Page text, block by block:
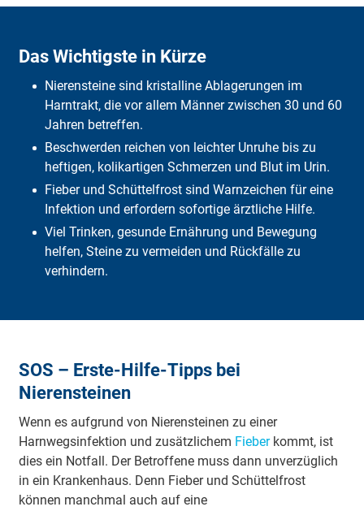
Was sind Nierensteine?
Diagnose & Behandlung
Alternative Zusatztherapien
Was muss man selbst bezahlen?
Was übernimmt die DFV?
Häufige Fragen
Das Wichtigste in Kürze
Nierensteine sind kristalline Ablagerungen im
Harntrakt, die vor allem Männer zwischen 30 und 60
Jahren betreffen.
Beschwerden reichen von leichter Unruhe bis zu
heftigen, kolikartigen Schmerzen und Blut im Urin.
Fieber und Schüttelfrost sind Warnzeichen für eine
Infektion und erfordern sofortige ärztliche Hilfe.
Viel Trinken, gesunde Ernährung und Bewegung
helfen, Steine zu vermeiden und Rückfälle zu
verhindern.
SOS – Erste-Hilfe-Tipps bei
Nierensteinen
Wenn es aufgrund von Nierensteinen zu einer
Harnwegsinfektion und zusätzlichem Fieber kommt, ist
dies ein Notfall. Der Betroffene muss dann unverzüglich
in ein Krankenhaus. Denn Fieber und Schüttelfrost
können manchmal auch auf eine